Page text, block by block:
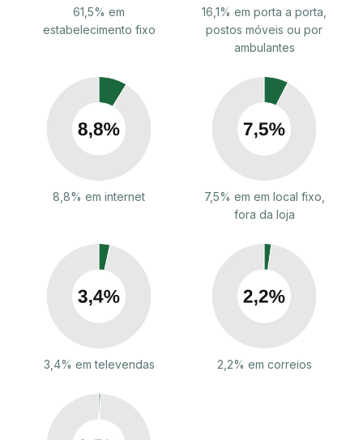
61,5% em
estabelecimento fixo
16,1% em porta a porta,
postos móveis ou por
ambulantes
8,8% em internet
7,5% em em local fixo,
fora da loja
3,4% em televendas 2,2% em correios